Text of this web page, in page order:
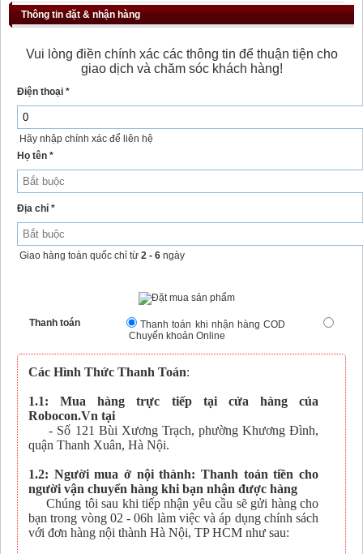
Thông tin đặt & nhận hàng
Vui lòng điền chính xác các thông tin để thuận tiện cho
giao dịch và chăm sóc khách hàng!
Điện thoại *
Hãy nhập chính xác để liên hệ
Họ tên *
Địa chỉ *
Giao hàng toàn quốc chỉ từ 2 - 6 ngày
Thanh toán
Thanh toán khi nhận hàng COD
Chuyển khoản Online
Các Hình Thức Thanh Toán:
1.1: Mua hàng trực tiếp tại cửa hàng của
Robocon.Vn tại
- Số 121 Bùi Xương Trạch, phường Khương Đình,
quận Thanh Xuân, Hà Nội.
1.2: Người mua ở nội thành: Thanh toán tiền cho
người vận chuyển hàng khi bạn nhận được hàng
Chúng tôi sau khi tiếp nhận yêu cầu sẽ gửi hàng cho
bạn trong vòng 02 - 06h làm việc và áp dụng chính sách
với đơn hàng nội thành Hà Nội, TP HCM như sau: